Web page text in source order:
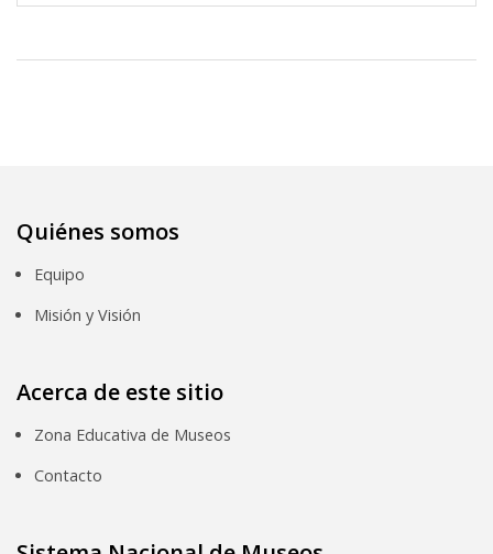
Quiénes somos
Equipo
Misión y Visión
Acerca de este sitio
Zona Educativa de Museos
Contacto